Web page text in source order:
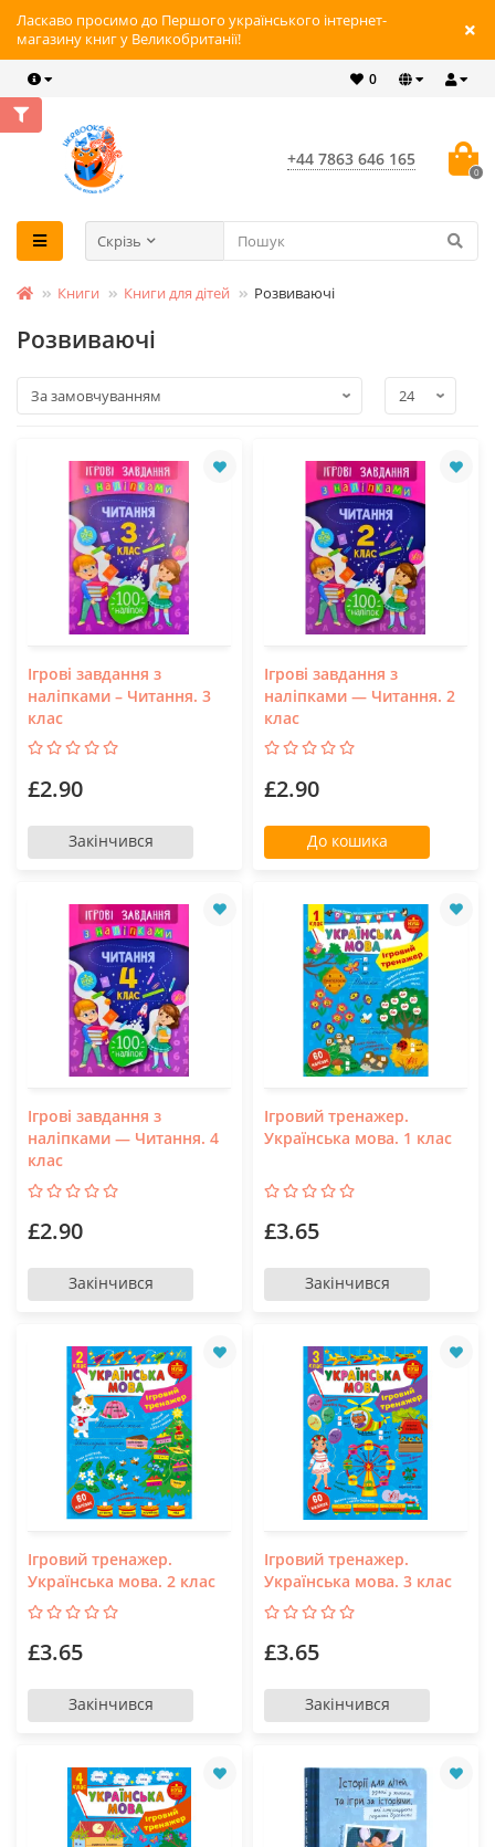
Ласкаво просимо до Першого українського інтернет-
магазину книг у Великобританії!
0
+44 7863 646 165
0
Скрізь
Книги Книги для дітей Розвиваючі
Розвиваючі
Ігрові завдання з
наліпками – Читання. 3
клас
£2.90
Закінчився
Ігрові завдання з
наліпками — Читання. 2
клас
£2.90
До кошика
Ігрові завдання з
наліпками — Читання. 4
клас
£2.90
Закінчився
Ігровий тренажер.
Українська мова. 1 клас
£3.65
Закінчився
Ігровий тренажер.
Українська мова. 2 клас
£3.65
Закінчився
Ігровий тренажер.
Українська мова. 3 клас
£3.65
Закінчився